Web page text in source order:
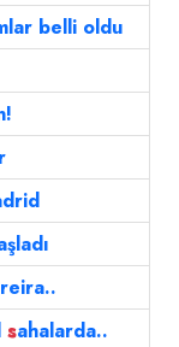
belli oldu
sahalarda..